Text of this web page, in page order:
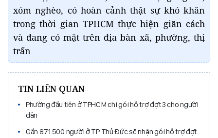
xóm nghèo, có hoàn cảnh thật sự khó khăn
trong thời gian TPHCM thực hiện giãn cách
và đang có mặt trên địa bàn xã, phường, thị
trấn
TIN LIÊN QUAN
Phường đầu tiên ở TPHCM chi gói hỗ trợ đợt 3 cho người
dân
Gần 871.500 người ở TP Thủ Đức sẽ nhận gói hỗ trợ đợt